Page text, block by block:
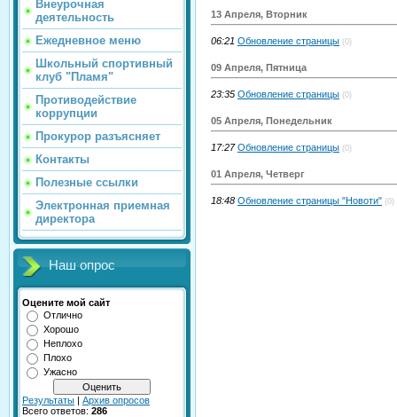
Внеурочная
деятельность
Ежедневное меню
Школьный спортивный
клуб "Пламя"
Противодействие
коррупции
Прокурор разъясняет
Контакты
Полезные ссылки
Электронная приемная
директора
Наш опрос
Оцените мой сайт
Отлично
Хорошо
Неплохо
Плохо
Ужасно
Результаты | Архив опросов
Всего ответов: 286
13 Апреля, Вторник
06:21 Обновление страницы (0)
09 Апреля, Пятница
23:35 Обновление страницы (0)
05 Апреля, Понедельник
17:27 Обновление страницы (0)
01 Апреля, Четверг
18:48 Обновление страницы "Новоти" (0)